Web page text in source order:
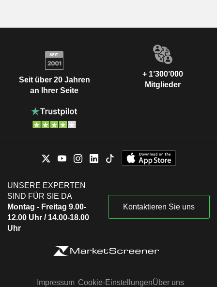
Seit über 20 Jahren
an Ihrer Seite
+ 1’300’000
Mitglieder
UNSERE EXPERTEN
SIND FÜR SIE DA
Montag - Freitag 9.00-
12.00 Uhr / 14.00-18.00
Uhr
Kontaktieren Sie uns
Impressum Cookie-EinstellungenÜber uns